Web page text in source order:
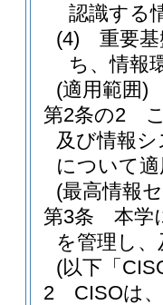
認識する
(4)
重要
ち、情報
(適用範囲)
第2条の2
及び情報
について
(最高情報
第3条
本学
を管理し
(以下「
2
CISOは